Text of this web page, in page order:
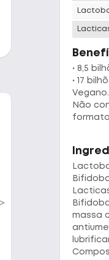
100% WHEY FLAVOUR -
• 8,5
• 17
Não
massa